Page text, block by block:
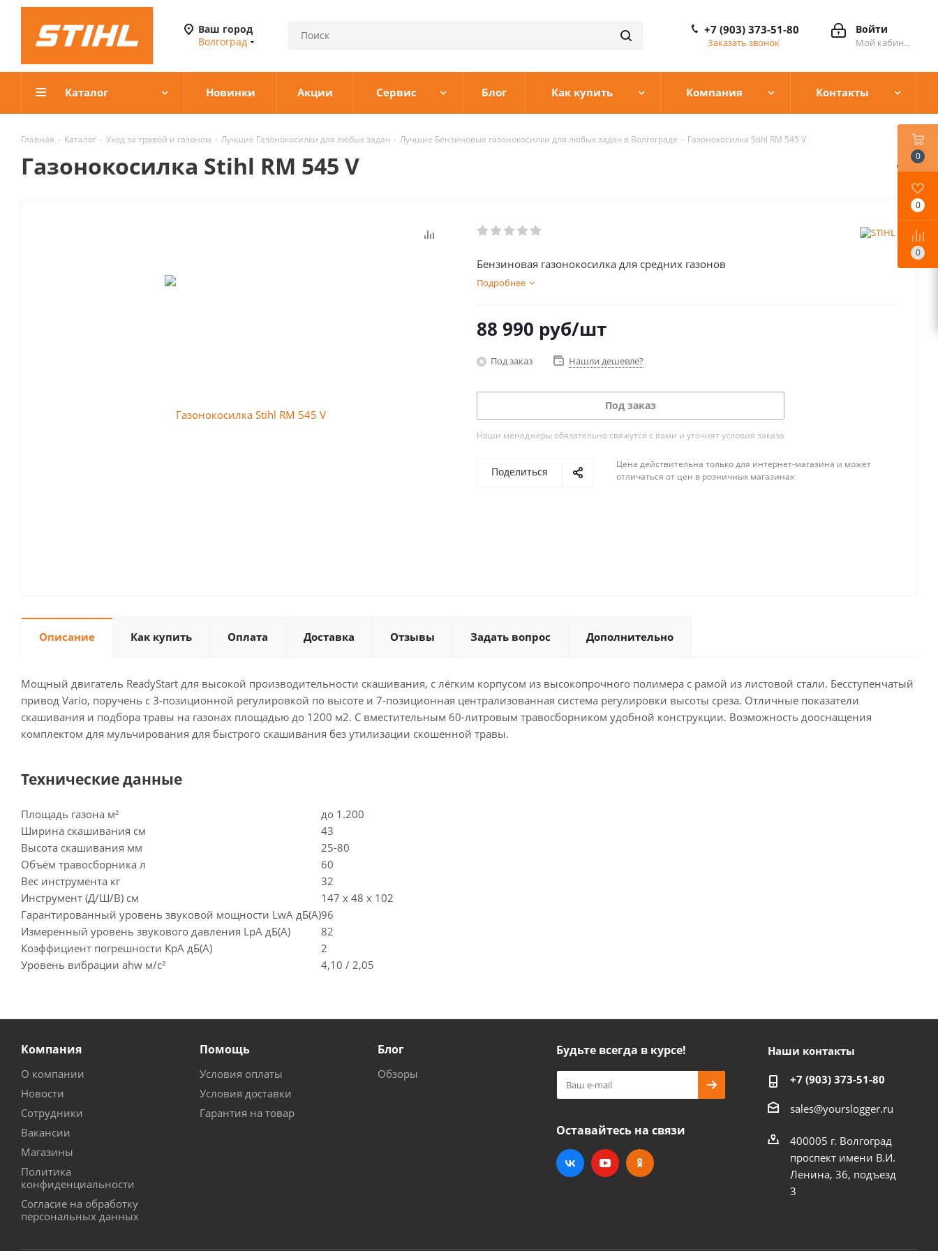
Ваш город
Волгоград
Войти
Мой кабинет
+7 (903) 373-51-80
Заказать звонок
Каталог Новинки Акции Сервис Блог Как купить Компания Контакты
Главная - Каталог - Уход за травой и газоном - Лучшие Газонокосилки для любых задач - Лучшие Бензиновые газонокосилки для любых задач в Волгограде - Газонокосилка Stihl RM 545 V
Газонокосилка Stihl RM 545 V
Бензиновая газонокосилка для средних газонов
Подробнее
88 990 руб/шт
Под заказ Нашли дешевле?
Под заказ
Наши менеджеры обязательно свяжутся с вами и уточнят условия заказа
Поделиться
Цена действительна только для интернет-магазина и может
отличаться от цен в розничных магазинах
Описание Как купить Оплата Доставка Отзывы Задать вопрос Дополнительно
Мощный двигатель ReadyStart для высокой производительности скашивания, с лёгким корпусом из высокопрочного полимера с рамой из листовой стали. Бесступенчатый
привод Vario, поручень с 3-позиционной регулировкой по высоте и 7-позиционная централизованная система регулировки высоты среза. Отличные показатели
скашивания и подбора травы на газонах площадью до 1200 м2. С вместительным 60-литровым травосборником удобной конструкции. Возможность дооснащения
комплектом для мульчирования для быстрого скашивания без утилизации скошенной травы.
Технические данные
Площадь газона м²
до 1.200
Ширина скашивания см
43
Высота скашивания мм
25-80
Объём травосборника л
60
Вес инструмента кг
32
Инструмент (Д/Ш/В) см
147 x 48 x 102
Гарантированный уровень звуковой мощности LwA дБ(A)96
Измеренный уровень звукового давления LpA дБ(A)
82
Коэффициент погрешности KpA дБ(A)
2
Уровень вибрации ahw м/с²
4,10 / 2,05
Компания
О компании
Новости
Сотрудники
Вакансии
Магазины
Политика
конфиденциальности
Согласие на обработку
персональных данных
Помощь
Условия оплаты
Условия доставки
Гарантия на товар
Блог
Обзоры
Будьте всегда в курсе!
Оставайтесь на связи
Наши контакты
+7 (903) 373-51-80
sales@yourslogger.ru
400005 г. Волгоград
проспект имени В.И.
Ленина, 36, подъезд
3
0
0
0